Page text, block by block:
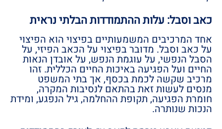
כאב וסבל: עלות ההתמודדות הבלתי נראית
אחד המרכיבים המשמעותיים בפיצוי הוא הפיצוי
על כאב וסבל. מדובר בפיצוי על הכאב הפיזי, על
הסבל הנפשי, על עוגמת הנפש, על אובדן הנאות
החיים ועל הפגיעה באיכות החיים הכללית. זהו
מרכיב שקשה לכמת בכסף, אך בתי המשפט
מנסים לעשות זאת בהתאם לנסיבות המקרה,
חומרת הפגיעה, תקופת ההחלמה, גיל הנפגע, ומידת
הנכות שנותרה.